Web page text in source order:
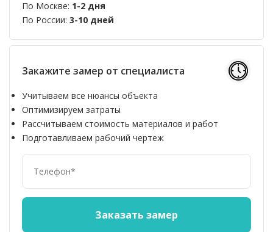
По Москве: 1-2 дня
По России: 3-10 дней
Закажите замер от специалиста
Учитываем все нюансы объекта
Оптимизируем затраты
Рассчитываем стоимость материалов и работ
Подготавливаем рабочий чертеж